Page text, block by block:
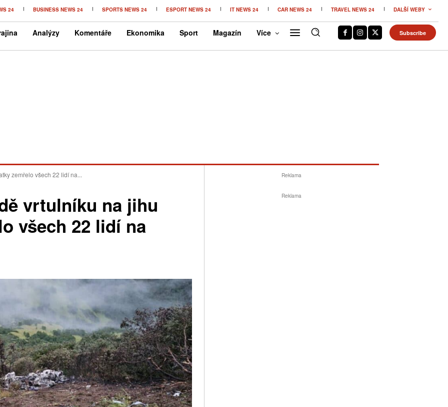
24 BUSINESS NEWS 24 SPORTS NEWS 24 ESPORT NEWS 24 IT NEWS 24 CAR NEWS 24 TRAVEL NEWS 24 DALŠÍ WEBY
Analýzy Komentáře Ekonomika Sport Magazín Více Subscribe
zemřelo všech 22 lidí na...
vrtulníku na jihu
všech 22 lidí na
Reklama
Reklama